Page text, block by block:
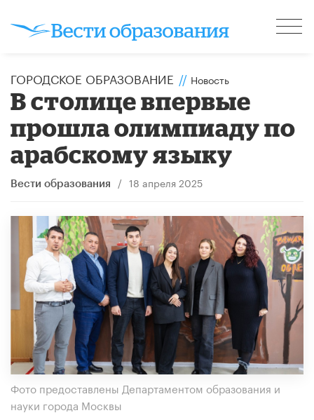
ГОРОДСКОЕ ОБРАЗОВАНИЕ // Новость
В столице впервые
прошла олимпиаду по
арабскому языку
Вести образования / 18 апреля 2025
Фото предоставлены Департаментом образования и
науки города Москвы